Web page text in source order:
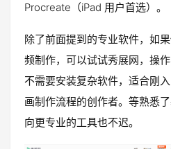
Procreate（iPad 用户首选）。
除了前面提到的专业软件，如
频制作，可以试试秀展网，操
不需要安装复杂软件，适合刚
画制作流程的创作者。等熟悉
向更专业的工具也不迟。